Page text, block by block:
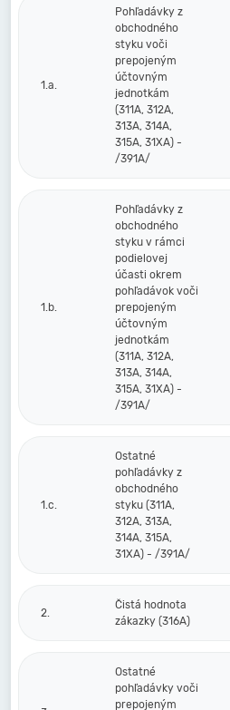
1.a.
Pohľadávky z
obchodného
styku voči
prepojeným
účtovným
jednotkám
(311A, 312A,
313A, 314A,
315A, 31XA) -
/391A/
1.b.
Pohľadávky z
obchodného
styku v rámci
podielovej
účasti okrem
pohľadávok voči
prepojeným
účtovným
jednotkám
(311A, 312A,
313A, 314A,
315A, 31XA) -
/391A/
1.c.
Ostatné
pohľadávky z
obchodného
styku (311A,
312A, 313A,
314A, 315A,
31XA) - /391A/
2.
Čistá hodnota
zákazky (316A)
Ostatné
pohľadávky voči
prepojeným